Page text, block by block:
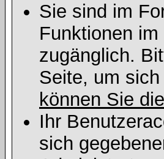
Sie sind im
Funktionen
zugänglich.
Seite, um
können Sie
Ihr
sich